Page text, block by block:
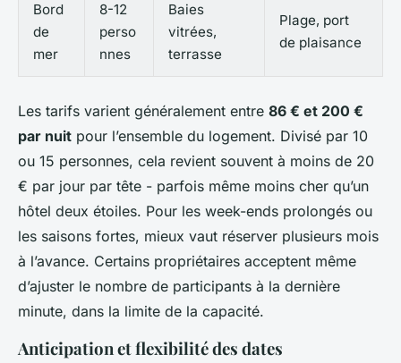
Bord
de
mer
8-12
perso
nnes
Baies
vitrées,
terrasse
Plage, port
de plaisance
Les tarifs varient généralement entre 86 € et 200 €
par nuit pour l’ensemble du logement. Divisé par 10
ou 15 personnes, cela revient souvent à moins de 20
€ par jour par tête - parfois même moins cher qu’un
hôtel deux étoiles. Pour les week-ends prolongés ou
les saisons fortes, mieux vaut réserver plusieurs mois
à l’avance. Certains propriétaires acceptent même
d’ajuster le nombre de participants à la dernière
minute, dans la limite de la capacité.
Anticipation et flexibilité des dates